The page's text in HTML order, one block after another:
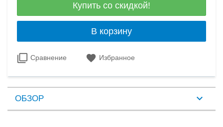
Купить со скидкой!
В корзину
Сравнение Избранное
ОБЗОР